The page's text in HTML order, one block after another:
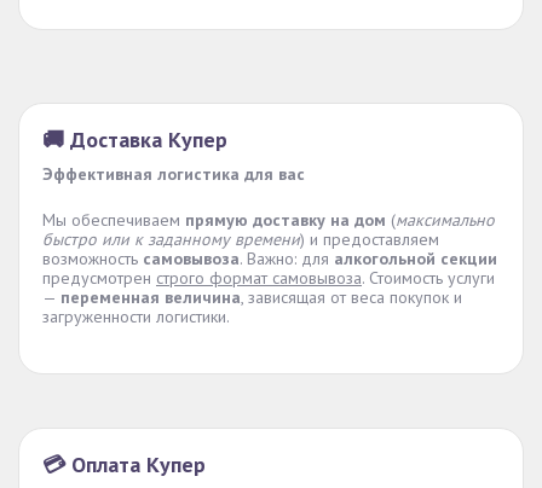
🚚 Доставка Купер
Эффективная логистика для вас
Мы обеспечиваем прямую доставку на дом (максимально
быстро или к заданному времени) и предоставляем
возможность самовывоза. Важно: для алкогольной секции
предусмотрен строго формат самовывоза. Стоимость услуги
— переменная величина, зависящая от веса покупок и
загруженности логистики.
💳 Оплата Купер